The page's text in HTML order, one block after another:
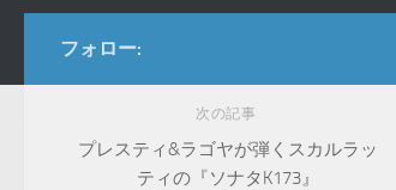
フォロー:
次の記事
プレスティ&ラゴヤが弾くスカルラッ
ティの『ソナタK173』